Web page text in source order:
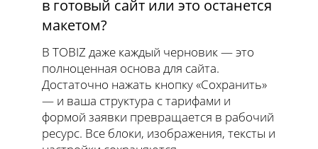
в готовый сайт или это останется
макетом?
В TOBIZ даже каждый черновик — это
полноценная основа для сайта.
Достаточно нажать кнопку «Сохранить»
— и ваша структура с тарифами и
формой заявки превращается в рабочий
ресурс. Все блоки, изображения, тексты и